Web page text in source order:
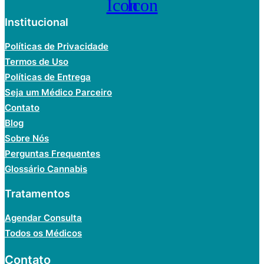
intensas. No Dispensário da Mata, você encontra ômega 3
de alta qualidade, garantindo a melhor absorção e eficácia.
O consumo regular de ômega 3 pode
circulação sanguínea, reduzir os níveis de colesterol
ruim e até auxiliar no controle da pressão arterial
Escolher o suplemento correto é fundamental para obter os
resultados desejados, por isso, o Dispensário da Mata
oferece opções de ômega 3 purificado, com alta
concentração e proveniente de fontes confiáveis.
Colágeno de fácil absorção
O colágeno é uma proteína encontrada em abundância no
corpo humano. Ela é essencial para a saúde da pele, cabelos,
unhas e articulações. Com o envelhecimento, a produção de
envelhecimento e articulações mais frágeis.
O Dispensário da Mata oferece suplementos de colágeno
para restaurar algumas características físicas do seu corpo,
além de ajudar na reposição do que o organismo não
IconIcon
Institucional
Políticas de Privacidade
Termos de Uso
Políticas de Entrega
Seja um Médico Parceiro
Contato
Blog
Sobre Nós
Perguntas Frequentes
Glossário Cannabis
Tratamentos
Agendar Consulta
Todos os Médicos
Contato